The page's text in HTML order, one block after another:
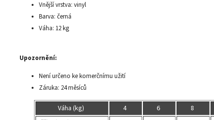
Vnější vrstva: vinyl
Barva: černá
Váha: 12 kg
Upozornění:
Není určeno ke komerčnímu užití
Záruka: 24 měsíců
Váha (kg) 4 6 8